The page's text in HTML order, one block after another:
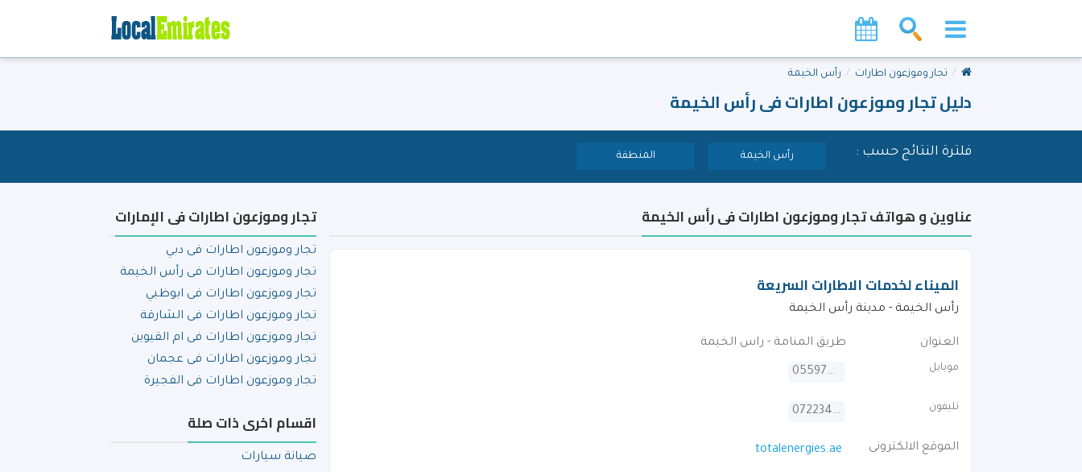
تجار وموزعون اطارات رأس الخيمة
دليل تجار وموزعون اطارات فى رأس الخيمة
فلترة النتائج حسب : رأس الخيمة المنطقة
عناوين و هواتف تجار وموزعون اطارات فى رأس الخيمة
الميناء لخدمات الاطارات السريعة
رأس الخيمة - مدينة رأس الخيمة
العنوان طريق المنامة - راس الخيمة
موبايل 0559778438
تليفون 072234613
الموقع الالكترونى totalenergies.ae
تجار وموزعون اطارات فى الإمارات
تجار وموزعون اطارات فى دبي
تجار وموزعون اطارات فى رأس الخيمة
تجار وموزعون اطارات فى ابوظبي
تجار وموزعون اطارات فى الشارقة
تجار وموزعون اطارات فى ام القيوين
تجار وموزعون اطارات فى عجمان
تجار وموزعون اطارات فى الفجيرة
اقسام اخرى ذات صلة
صيانة سيارات